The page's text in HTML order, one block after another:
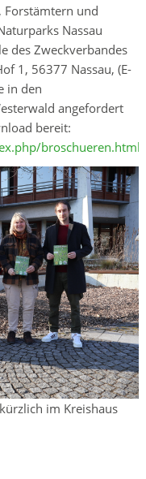
Forstämtern und
Nassau
des Zweckverbandes
1, 56377 Nassau, (E-
in den
angefordert
bereit:
broschueren.html
im Kreishaus